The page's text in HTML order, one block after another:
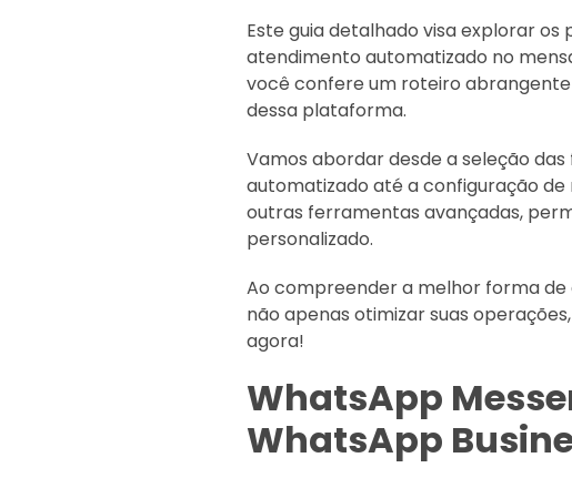
Este guia detalhado visa explorar
atendimento automatizado no
você confere um roteiro
dessa plataforma.
Vamos abordar desde a seleção
automatizado até a configuração
outras ferramentas avançadas,
personalizado.
Ao compreender a melhor forma
não apenas otimizar suas
agora!
WhatsApp
WhatsApp